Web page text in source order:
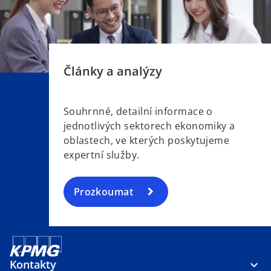
n
a
n
w
a
Články a analýzy
Souhrnné, detailní informace o
jednotlivých sektorech ekonomiky a
oblastech, ve kterých poskytujeme
expertní služby.
Prozkoumat
Kontakty